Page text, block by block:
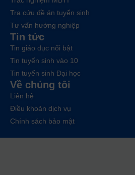
Tra cứu đề án tuyển sinh
Tư vấn hướng nghiệp
Tin tức
Tin giáo dục nổi bật
Tin tuyển sinh vào 10
Tin tuyển sinh Đại học
Về chúng tôi
Liên hệ
Điều khoản dịch vụ
Chính sách bảo mật